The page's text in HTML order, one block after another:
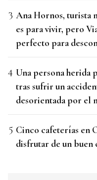
Ana Hornos, turista
es para vivir, pero
perfecto para
Una persona herida
tras sufrir un
desorientada por el
Cinco cafeterías en
disfrutar de un buen